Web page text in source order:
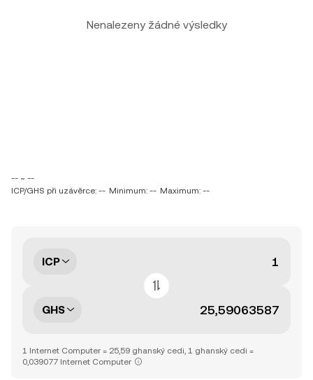
Nenalezeny žádné výsledky
-- ~ --
ICP/GHS při uzávěrce: -- Minimum: -- Maximum: --
ICP
GHS
1 Internet Computer = 25,59 ghanský cedi, 1 ghanský cedi =
0,039077 Internet Computer